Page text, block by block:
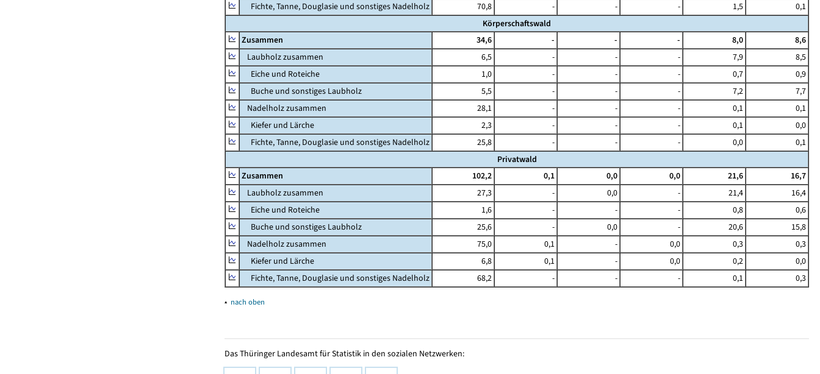
Fichte, Tanne, Douglasie und sonstiges Nadelholz
70,8 - - - 1,5
0,1
Körperschaftswald
Zusammen
34,6 - - - 8,0
8,6
Laubholz zusammen
6,5 - - - 7,9
8,5
Eiche und Roteiche
1,0 - - - 0,7
0,9
Buche und sonstiges Laubholz
5,5 - - - 7,2
7,7
Nadelholz zusammen
28,1 - - - 0,1
0,1
Kiefer und Lärche
2,3 - - - 0,1
0,0
Fichte, Tanne, Douglasie und sonstiges Nadelholz
25,8 - - - 0,0
0,1
Privatwald
Zusammen
102,2 0,1 0,0 0,0 21,6
16,7
Laubholz zusammen
27,3 - 0,0 - 21,4
16,4
Eiche und Roteiche
1,6 - - - 0,8
0,6
Buche und sonstiges Laubholz
25,6 - 0,0 - 20,6
15,8
Nadelholz zusammen
75,0 0,1 - 0,0 0,3
0,3
Kiefer und Lärche
6,8 0,1 - 0,0 0,2
0,0
Fichte, Tanne, Douglasie und sonstiges Nadelholz
68,2 - - - 0,1 0,3
▴ nach oben
Das Thüringer Landesamt für Statistik in den sozialen Netzwerken: